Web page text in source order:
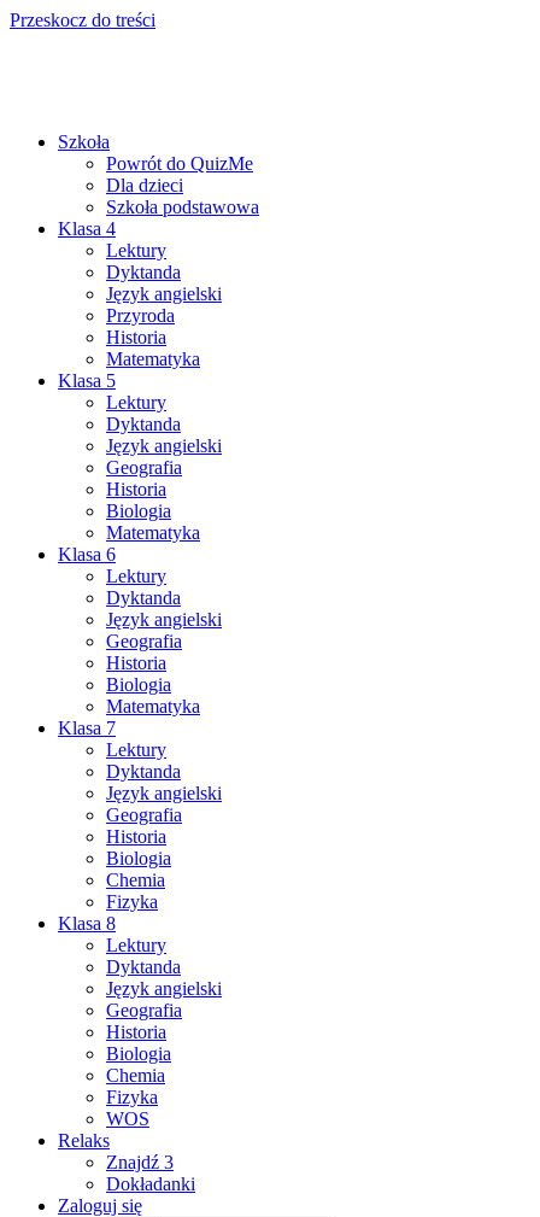
Przeskocz do treści
Szkoła
Powrót do QuizMe
Dla dzieci
Szkoła podstawowa
Klasa 4
Lektury
Dyktanda
Język angielski
Przyroda
Historia
Matematyka
Klasa 5
Lektury
Dyktanda
Język angielski
Geografia
Historia
Biologia
Matematyka
Klasa 6
Lektury
Dyktanda
Język angielski
Geografia
Historia
Biologia
Matematyka
Klasa 7
Lektury
Dyktanda
Język angielski
Geografia
Historia
Biologia
Chemia
Fizyka
Klasa 8
Lektury
Dyktanda
Język angielski
Geografia
Historia
Biologia
Chemia
Fizyka
WOS
Relaks
Znajdź 3
Dokładanki
Zaloguj się